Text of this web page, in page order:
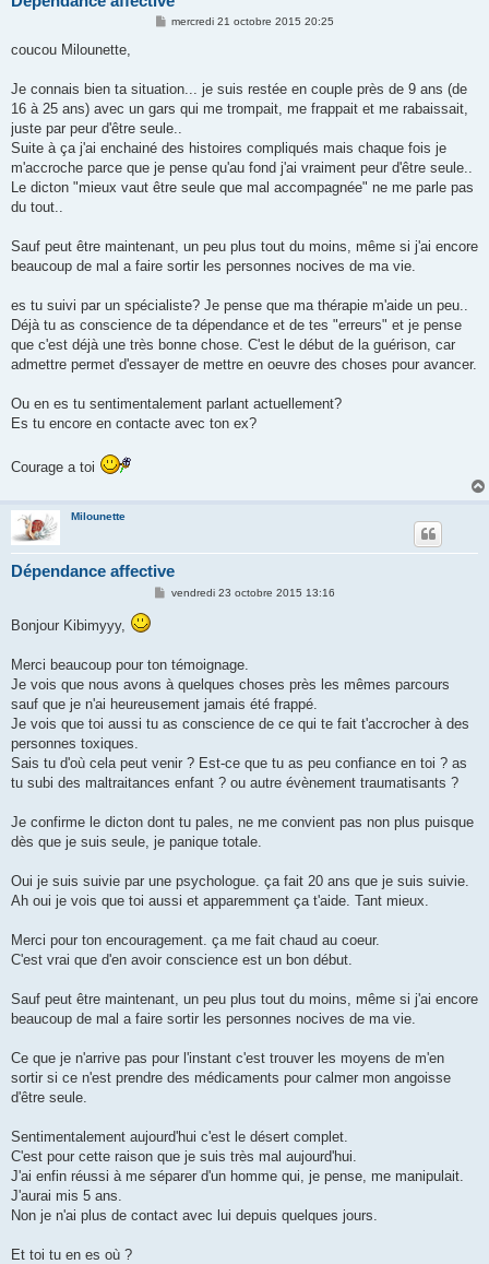
M
g
mercredi 21 octobre 2015 20:25
coucou Milounette,
Je connais bien ta situation... je suis restée en couple près de 9 ans (de
16 à 25 ans) avec un gars qui me trompait, me frappait et me rabaissait,
juste par peur d'être seule..
Suite à ça j'ai enchainé des histoires compliqués mais chaque fois je
m'accroche parce que je pense qu'au fond j'ai vraiment peur d'être seule..
Le dicton "mieux vaut être seule que mal accompagnée" ne me parle pas
du tout..
Sauf peut être maintenant, un peu plus tout du moins, même si j'ai encore
beaucoup de mal a faire sortir les personnes nocives de ma vie.
es tu suivi par un spécialiste? Je pense que ma thérapie m'aide un peu..
Déjà tu as conscience de ta dépendance et de tes "erreurs" et je pense
que c'est déjà une très bonne chose. C'est le début de la guérison, car
admettre permet d'essayer de mettre en oeuvre des choses pour avancer.
Ou en es tu sentimentalement parlant actuellement?
Es tu encore en contacte avec ton ex?
Courage a toi
Milounette
Dépendance affective
M
e
vendredi 23 octobre 2015 13:16
Bonjour Kibimyyy,
Merci beaucoup pour ton témoignage.
Je vois que nous avons à quelques choses près les mêmes parcours
sauf que je n'ai heureusement jamais été frappé.
Je vois que toi aussi tu as conscience de ce qui te fait t'accrocher à des
personnes toxiques.
Sais tu d'où cela peut venir ? Est-ce que tu as peu confiance en toi ? as
tu subi des maltraitances enfant ? ou autre évènement traumatisants ?
Je confirme le dicton dont tu pales, ne me convient pas non plus puisque
dès que je suis seule, je panique totale.
Oui je suis suivie par une psychologue. ça fait 20 ans que je suis suivie.
Ah oui je vois que toi aussi et apparemment ça t'aide. Tant mieux.
Merci pour ton encouragement. ça me fait chaud au coeur.
C'est vrai que d'en avoir conscience est un bon début.
Sauf peut être maintenant, un peu plus tout du moins, même si j'ai encore
beaucoup de mal a faire sortir les personnes nocives de ma vie.
Ce que je n'arrive pas pour l'instant c'est trouver les moyens de m'en
sortir si ce n'est prendre des médicaments pour calmer mon angoisse
d'être seule.
Sentimentalement aujourd'hui c'est le désert complet.
C'est pour cette raison que je suis très mal aujourd'hui.
J'ai enfin réussi à me séparer d'un homme qui, je pense, me manipulait.
J'aurai mis 5 ans.
Non je n'ai plus de contact avec lui depuis quelques jours.
Et toi tu en es où ?